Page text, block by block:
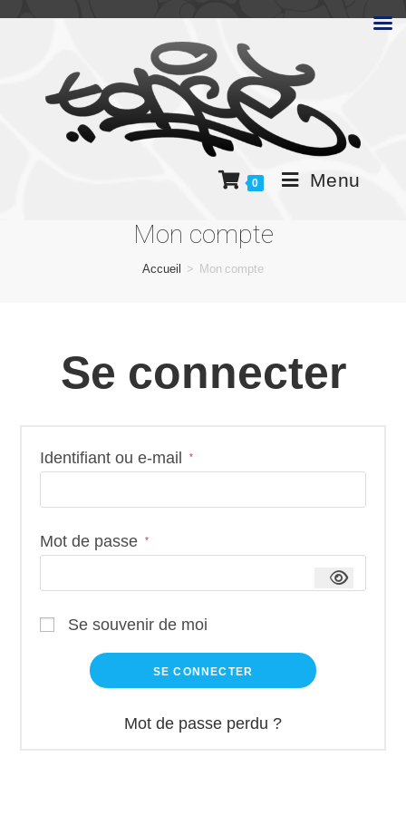
0 Menu
Mon compte
Accueil > Mon compte
Se connecter
Identifiant ou e-mail *
Mot de passe *
Se souvenir de moi
SE CONNECTER
Mot de passe perdu ?